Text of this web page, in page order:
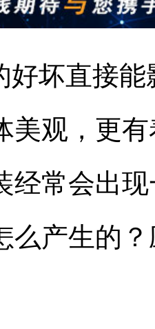
好坏直接
美观，更
经常会出
么产生的